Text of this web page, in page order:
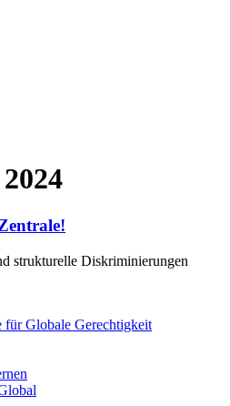
strukturelle Diskriminierungen
für Globale Gerechtigkeit